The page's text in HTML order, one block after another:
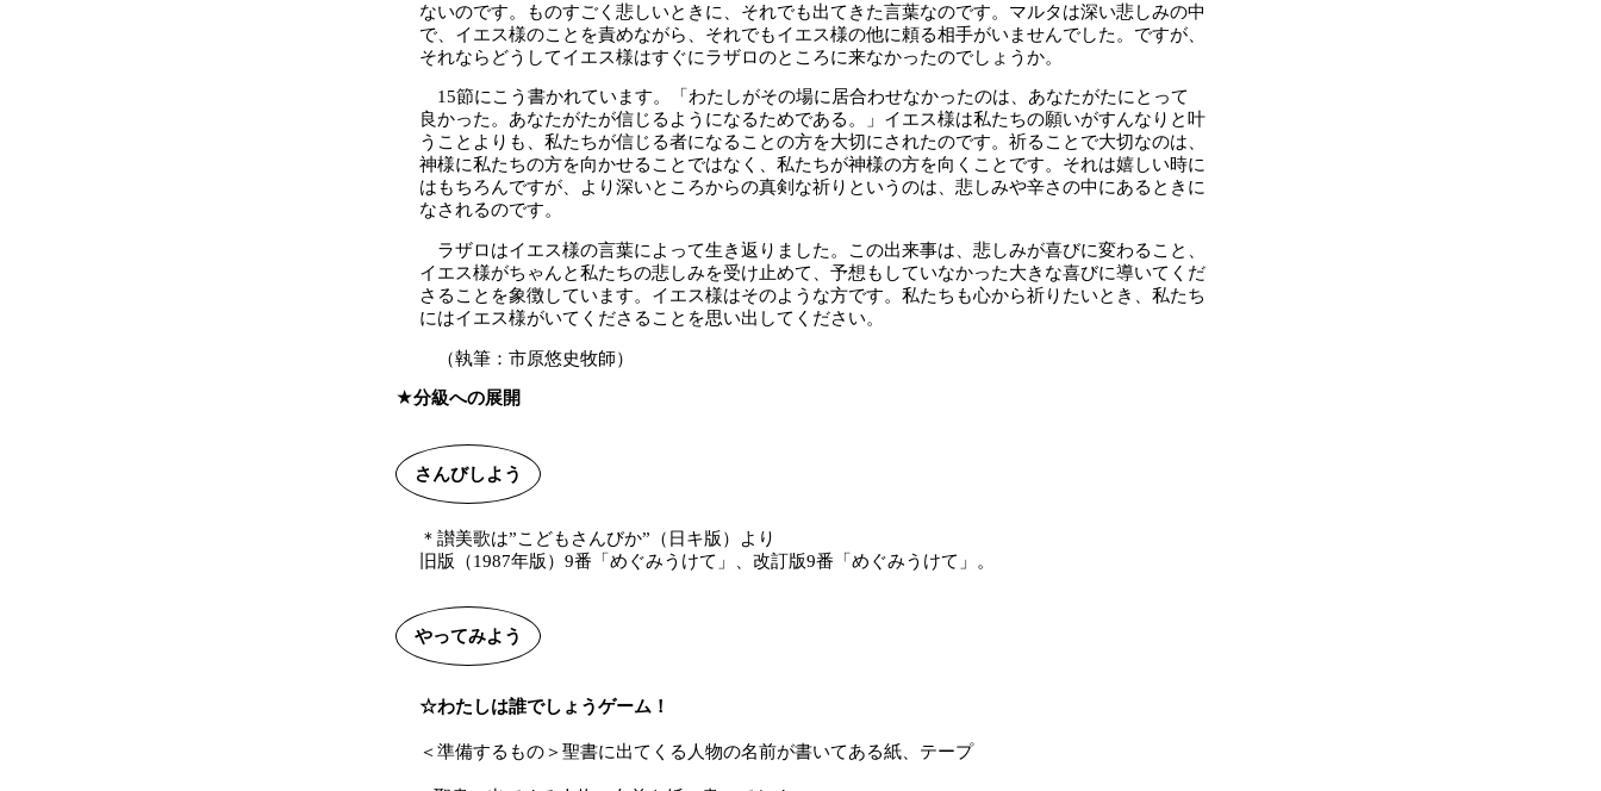
ないのです。ものすごく悲しいときに、それでも出てきた言葉なのです。マルタは深い悲しみの中
で、イエス様のことを責めながら、それでもイエス様の他に頼る相手がいませんでした。ですが、
それならどうしてイエス様はすぐにラザロのところに来なかったのでしょうか。
15節にこう書かれています。「わたしがその場に居合わせなかったのは、あなたがたにとって
良かった。あなたがたが信じるようになるためである。」イエス様は私たちの願いがすんなりと叶
うことよりも、私たちが信じる者になることの方を大切にされたのです。祈ることで大切なのは、
神様に私たちの方を向かせることではなく、私たちが神様の方を向くことです。それは嬉しい時に
はもちろんですが、より深いところからの真剣な祈りというのは、悲しみや辛さの中にあるときに
なされるのです。
ラザロはイエス様の言葉によって生き返りました。この出来事は、悲しみが喜びに変わること、
イエス様がちゃんと私たちの悲しみを受け止めて、予想もしていなかった大きな喜びに導いてくだ
さることを象徴しています。イエス様はそのような方です。私たちも心から祈りたいとき、私たち
にはイエス様がいてくださることを思い出してください。
（執筆：市原悠史牧師）
分級への展開
さんびしよう
＊讃美歌は”こどもさんびか”（日キ版）より
旧版（1987年版）9番「めぐみうけて」、改訂版9番「めぐみうけて」。
やってみよう
☆わたしは誰でしょうゲーム！
＜準備するもの＞聖書に出てくる人物の名前が書いてある紙、テープ